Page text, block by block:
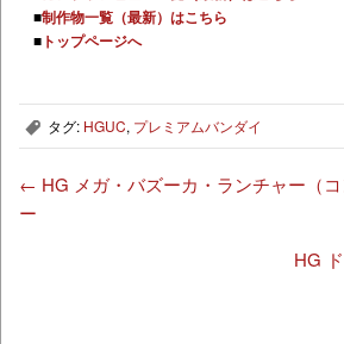
■制作物一覧（最新）はこちら
■ トップページへ
, タグ: HGUC, プレミアムバンダイ
← HG メガ・バズーカ・ランチャー（
ー
HG